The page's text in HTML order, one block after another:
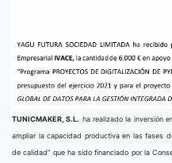
TUNICMAKER, S.L. ha realizado la inversión
ampliar la capacidad productiva en las fases
de calidad” que ha sido financiado por la